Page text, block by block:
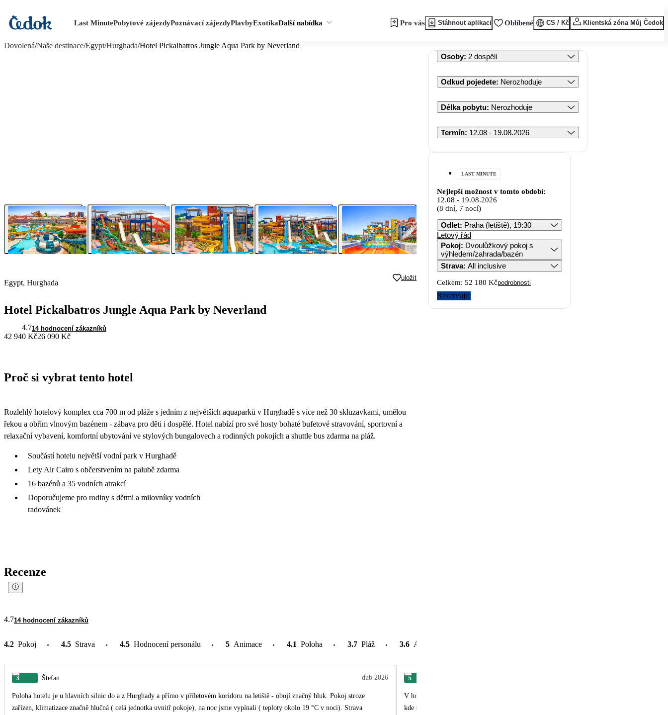
Last MinutePobytové zájezdyPoznávací zájezdyPlavbyExotikaDalší nabídka Pro vás Stáhnout aplikaci Oblíbené CS / Kč Klientská zóna Můj Čedok
Dovolená/Naše destinace/Egypt/Hurghada/Hotel Pickalbatros Jungle Aqua Park by Neverland
Egypt, Hurghada
uložit
Hotel Pickalbatros Jungle Aqua Park by Neverland
4.714 hodnocení zákazníků
42 940 Kč26 090 Kč
Proč si vybrat tento hotel
Rozlehlý hotelový komplex cca 700 m od pláže s jedním z největších aquaparků v Hurghadě s více než 30 skluzavkami, umělou
řekou a obřím vlnovým bazénem - zábava pro děti i dospělé. Hotel nabízí pro své hosty bohaté bufetové stravování, sportovní a
relaxační vybavení, komfortní ubytování ve stylových bungalovech a rodinných pokojích a shuttle bus zdarma na pláž.
Součástí hotelu největší vodní park v Hurghadě
Lety Air Cairo s občerstvením na palubě zdarma
16 bazénů a 35 vodních atrakcí
Doporučujeme pro rodiny s dětmi a milovníky vodních
radovánek
Recenze
4.714 hodnocení zákazníků
4.2 Pokoj 4.5 Strava 4.5 Hodnocení personálu 5 Animace 4.1 Poloha 3.7 Pláž 3.6 Atrakce v okolí
3 Štefan dub 2026
Poloha hotelu je u hlavních silnic do a z Hurghady a přímo v příletovém koridoru na letiště - obojí značný hluk. Pokoj stroze
zařízen, klimatizace značně hlučná ( celá jednotka uvnitř pokoje), na noc jsme vypínali ( teploty okolo 19 °C v noci). Strava
5
V hotelu jsme byli už po třeti.Hodně se opravuje a je to potřeba.Pokud však víte jak na to
kde slyšíte kolem sebe pouze němčinu.Je známo že české cestovky platí svým klientům je to
Osoby: 2 dospělí
Odkud pojedete: Nerozhoduje
Délka pobytu: Nerozhoduje
Termín: 12.08 - 19.08.2026
LAST MINUTE
Nejlepší možnost v tomto období:
12.08 - 19.08.2026
(8 dní, 7 nocí)
Odlet: Praha (letiště), 19:30
Letový řád
Pokoj: Dvoulůžkový pokoj s
výhledem/zahrada/bazén
Strava: All inclusive
Celkem: 52 180 Kčpodrobnosti
Rezervujte